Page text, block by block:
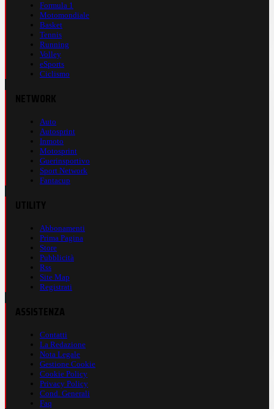
Formula 1
Motomondiale
Basket
Tennis
Running
Volley
eSports
Ciclismo
Auto
Autosprint
Inmoto
Motosprint
Guerinsportivo
Sport Network
Fantacup
Abbonamenti
Prima Pagina
Store
Pubblicità
Rss
Site Map
Registrati
Contatti
La Redazione
Nota Legale
Gestione Cookie
Cookie Policy
Privacy Policy
Cond. Generali
Faq